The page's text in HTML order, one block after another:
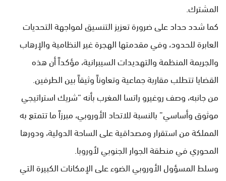
المشترك.
كما شدد حداد على ضرورة تعزيز التنسيق لمواجهة التحديات
العابرة للحدود، وفي مقدمتها الهجرة غير النظامية والإرهاب
والجريمة المنظمة والتهديدات السيبرانية، مؤكداً أن هذه
القضايا تتطلب مقاربة جماعية وتعاوناً وثيقاً بين الطرفين.
من جانبه، وصف روغيرو راتسا المغرب بأنه “شريك استراتيجي
موثوق وأساسي” بالنسبة للاتحاد الأوروبي، مبرزاً ما تتمتع به
المملكة من استقرار ومصداقية على الساحة الدولية، ودورها
المحوري في منطقة الجوار الجنوبي لأوروبا.
وسلط المسؤول الأوروبي الضوء على الإمكانات الكبيرة التي